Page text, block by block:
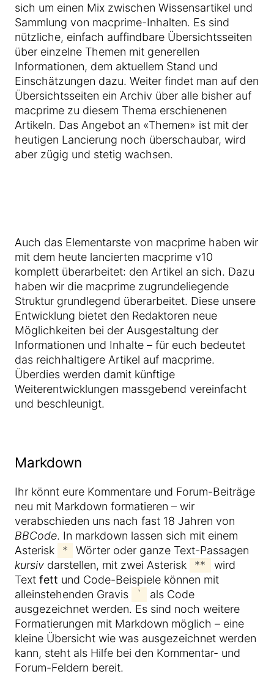
sich um einen Mix zwischen Wissensartikel und
Sammlung von macprime-Inhalten. Es sind
nützliche, einfach auffindbare Übersichtsseiten
über einzelne Themen mit generellen
Informationen, dem aktuellem Stand und
Einschätzungen dazu. Weiter findet man auf den
Übersichtsseiten ein Archiv über alle bisher auf
macprime zu diesem Thema erschienenen
Artikeln. Das Angebot an «Themen» ist mit der
heutigen Lancierung noch überschaubar, wird
aber zügig und stetig wachsen.
Auch das Elementarste von macprime haben wir
mit dem heute lancierten macprime v10
komplett überarbeitet: den Artikel an sich. Dazu
haben wir die macprime zugrundeliegende
Struktur grundlegend überarbeitet. Diese unsere
Entwicklung bietet den Redaktoren neue
Möglichkeiten bei der Ausgestaltung der
Informationen und Inhalte – für euch bedeutet
das reichhaltigere Artikel auf macprime.
Überdies werden damit künftige
Weiterentwicklungen massgebend vereinfacht
und beschleunigt.
Markdown
Ihr könnt eure Kommentare und Forum-Beiträge
neu mit Markdown formatieren – wir
verabschieden uns nach fast 18 Jahren von
BBCode. In markdown lassen sich mit einem
Asterisk
*
Wörter oder ganze Text-Passagen
kursiv darstellen, mit zwei Asterisk **
wird
Text fett und Code-Beispiele können mit
alleinstehenden Gravis
`
als Code
ausgezeichnet werden. Es sind noch weitere
Formatierungen mit Markdown möglich – eine
kleine Übersicht wie was ausgezeichnet werden
kann, steht als Hilfe bei den Kommentar- und
Forum-Feldern bereit.